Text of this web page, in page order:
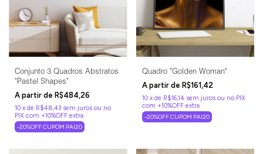
Conjunto 3 Quadros Abstratos
"Pastel Shapes"
R$484,26
10 x de R$48,43 sem juros
-20%OFF CUPOM PAI20
Quadro "Golden Woman"
R$161,42
10 x de R$16,14 sem juros
-20%OFF CUPOM PAI20